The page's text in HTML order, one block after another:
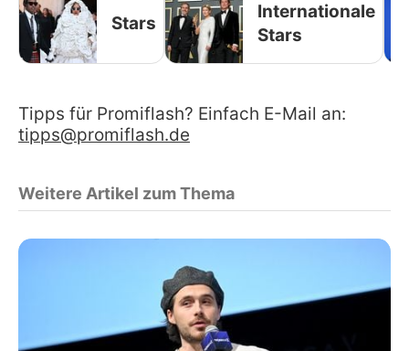
Stars
Internationale
Stars
Tipps für Promiflash? Einfach E-Mail an:
tipps@promiflash.de
Weitere Artikel zum Thema